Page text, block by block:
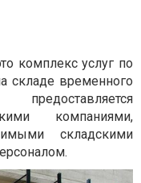
комплекс услуг по
складе временного
компаниями,
складскими